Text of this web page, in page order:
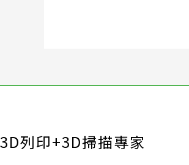
3D列印+3D掃描專家